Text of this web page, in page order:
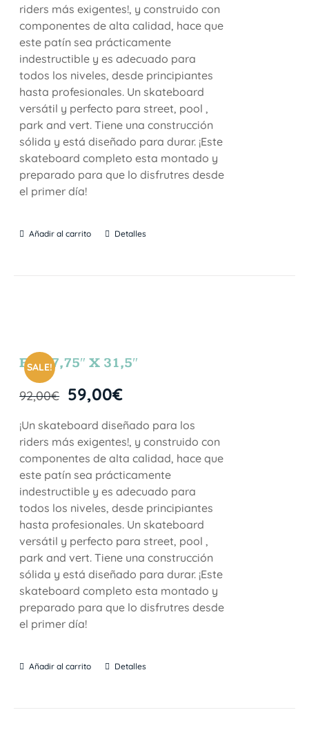
riders más exigentes!, y construido con
componentes de alta calidad, hace que
este patín sea prácticamente
indestructible y es adecuado para
todos los niveles, desde principiantes
hasta profesionales. Un skateboard
versátil y perfecto para street, pool ,
park and vert. Tiene una construcción
sólida y está diseñado para durar. ¡Este
skateboard completo esta montado y
preparado para que lo disfrutres desde
el primer día!
Añadir al carrito Detalles
SALE!
FUN 7,75″ X 31,5″
92,00€ 59,00€
¡Un skateboard diseñado para los
riders más exigentes!, y construido con
componentes de alta calidad, hace que
este patín sea prácticamente
indestructible y es adecuado para
todos los niveles, desde principiantes
hasta profesionales. Un skateboard
versátil y perfecto para street, pool ,
park and vert. Tiene una construcción
sólida y está diseñado para durar. ¡Este
skateboard completo esta montado y
preparado para que lo disfrutres desde
el primer día!
Añadir al carrito Detalles